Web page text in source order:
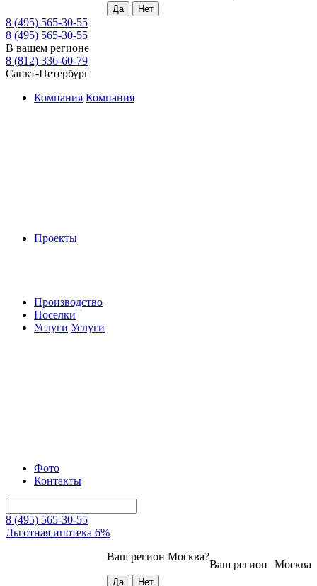
8 (495) 565-30-55
8 (495) 565-30-55
В вашем регионе
8 (812) 336-60-79
Санкт-Петербург
Компания Компания
Проекты
Производство
Поселки
Услуги Услуги
Фото
Контакты
8 (495) 565-30-55
Льготная ипотека 6%
Москва
Ваш регион
Ваш регион Москва?